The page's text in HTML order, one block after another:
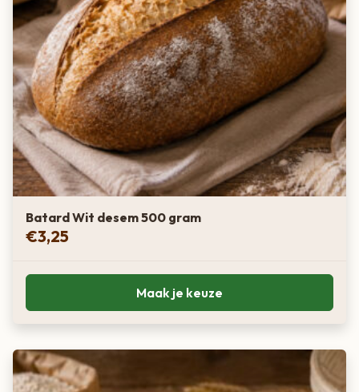
Batard Wit desem 500 gram
€3,25
Maak je keuze